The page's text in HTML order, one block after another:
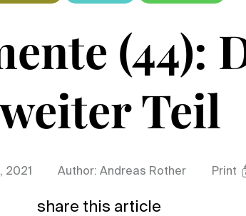
(44):
Teil
2021 Author: Andreas Rother Print
share this article